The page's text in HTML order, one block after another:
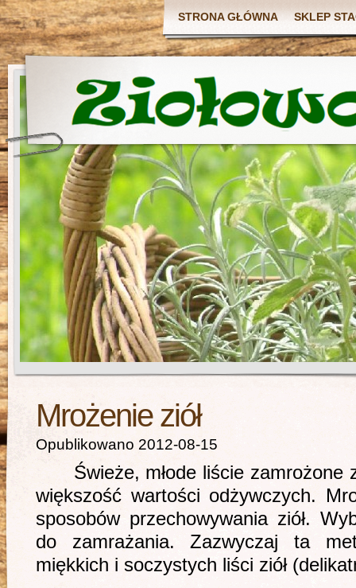
STRONA GŁÓWNA SKLEP
Mrożenie ziół
Opublikowano 2012-08-15
Świeże, młode liście zamrożone
większość wartości odżywczych.
sposobów przechowywania ziół.
do zamrażania. Zazwyczaj ta
miękkich i soczystych liści ziół